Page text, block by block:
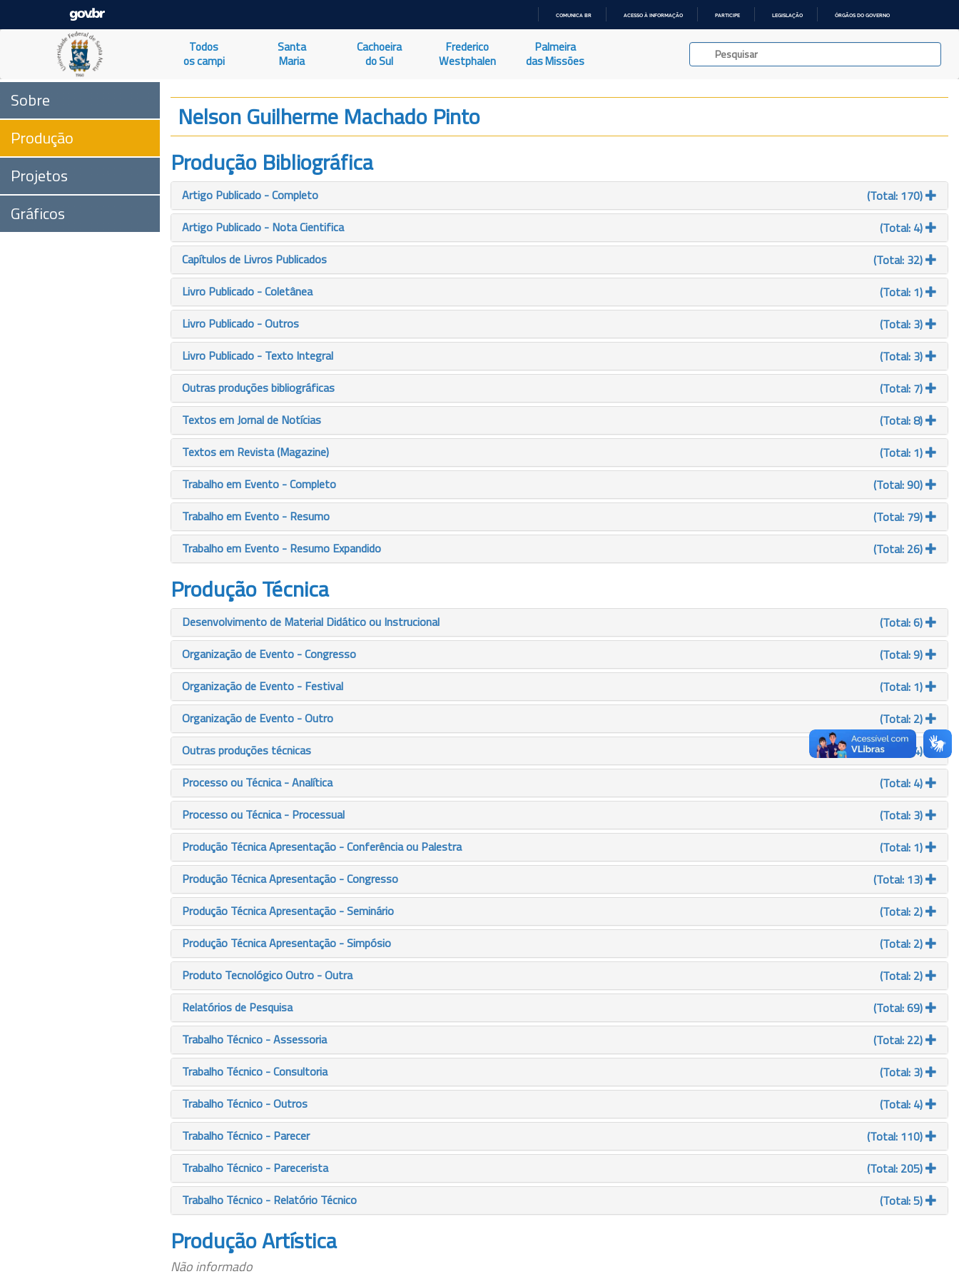
O
COMUNICA BR ACESSO À INFORMAÇÃO PARTICIPE LEGISLAÇÃO ÓRGÃOS DO GOVERNO
Todos
os campi
Santa
Maria
Cachoeira
do Sul
Frederico
Westphalen
Palmeira
das Missões
Sobre
Produção
Projetos
Gráficos
Nelson Guilherme Machado Pinto
Produção Bibliográfica
Artigo Publicado - Completo
(Total: 170)
Artigo Publicado - Nota Cientifica
(Total: 4)
Capítulos de Livros Publicados
(Total: 32)
Livro Publicado - Coletânea
(Total: 1)
Livro Publicado - Outros
(Total: 3)
Livro Publicado - Texto Integral
(Total: 3)
Outras produções bibliográficas
(Total: 7)
Textos em Jornal de Notícias
(Total: 8)
Textos em Revista (Magazine)
(Total: 1)
Trabalho em Evento - Completo
(Total: 90)
Trabalho em Evento - Resumo
(Total: 79)
Trabalho em Evento - Resumo Expandido
(Total: 26)
Produção Técnica
Desenvolvimento de Material Didático ou Instrucional
(Total: 6)
Organização de Evento - Congresso
(Total: 9)
Organização de Evento - Festival
(Total: 1)
Organização de Evento - Outro
(Total: 2)
Outras produções técnicas
(Total: 4)
Processo ou Técnica - Analítica
(Total: 4)
Processo ou Técnica - Processual
(Total: 3)
Produção Técnica Apresentação - Conferência ou Palestra
(Total: 1)
Produção Técnica Apresentação - Congresso
(Total: 13)
Produção Técnica Apresentação - Seminário
(Total: 2)
Produção Técnica Apresentação - Simpósio
(Total: 2)
Produto Tecnológico Outro - Outra
(Total: 2)
Relatórios de Pesquisa
(Total: 69)
Trabalho Técnico - Assessoria
(Total: 22)
Trabalho Técnico - Consultoria
(Total: 3)
Trabalho Técnico - Outros
(Total: 4)
Trabalho Técnico - Parecer
(Total: 110)
Trabalho Técnico - Parecerista
(Total: 205)
Trabalho Técnico - Relatório Técnico
(Total: 5)
Produção Artística
Não informado